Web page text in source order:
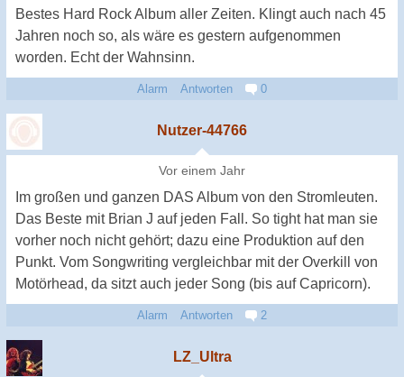
Bestes Hard Rock Album aller Zeiten. Klingt auch nach 45
Jahren noch so, als wäre es gestern aufgenommen
worden. Echt der Wahnsinn.
Alarm Antworten 0
Nutzer-44766
Vor einem Jahr
Im großen und ganzen DAS Album von den Stromleuten.
Das Beste mit Brian J auf jeden Fall. So tight hat man sie
vorher noch nicht gehört; dazu eine Produktion auf den
Punkt. Vom Songwriting vergleichbar mit der Overkill von
Motörhead, da sitzt auch jeder Song (bis auf Capricorn).
Alarm Antworten 2
LZ_Ultra